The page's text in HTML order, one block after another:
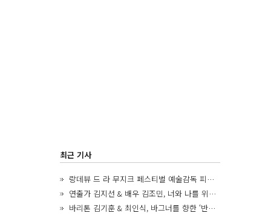
최근 기사
랑데뷰 드 라 무지크 페스티벌 예술감독 피아니스트 김혜진, 5년간의 여정을 돌아보며
연출가 김지선 & 배우 김조민, 너와 나를 위한 ‘모두의 숲’에서 만나는 동심
바리톤 김기훈 & 최인식, 바그너를 향한 ‘반지 원정대’를 앞두고